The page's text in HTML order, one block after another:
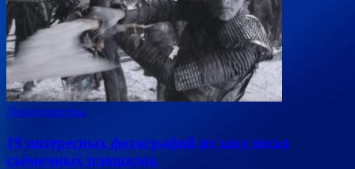
Демотиваторы
19 интересных фотографий из закулисья
съёмочных площадок